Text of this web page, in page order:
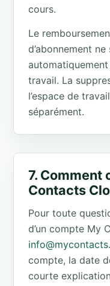
cours.
Le
d’abonnement
travail. La
l’espace de
séparément.
7. Comment
Contacts
Pour toute
d’un compte My
compte, la date
courte